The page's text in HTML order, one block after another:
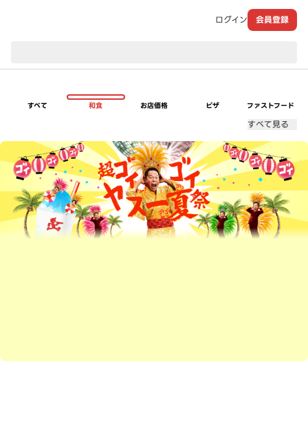
ログイン 会員登録
すべて 和食 お店価格 ピザ ファストフード
すべて見る
超ゴイゴイヤスー夏祭